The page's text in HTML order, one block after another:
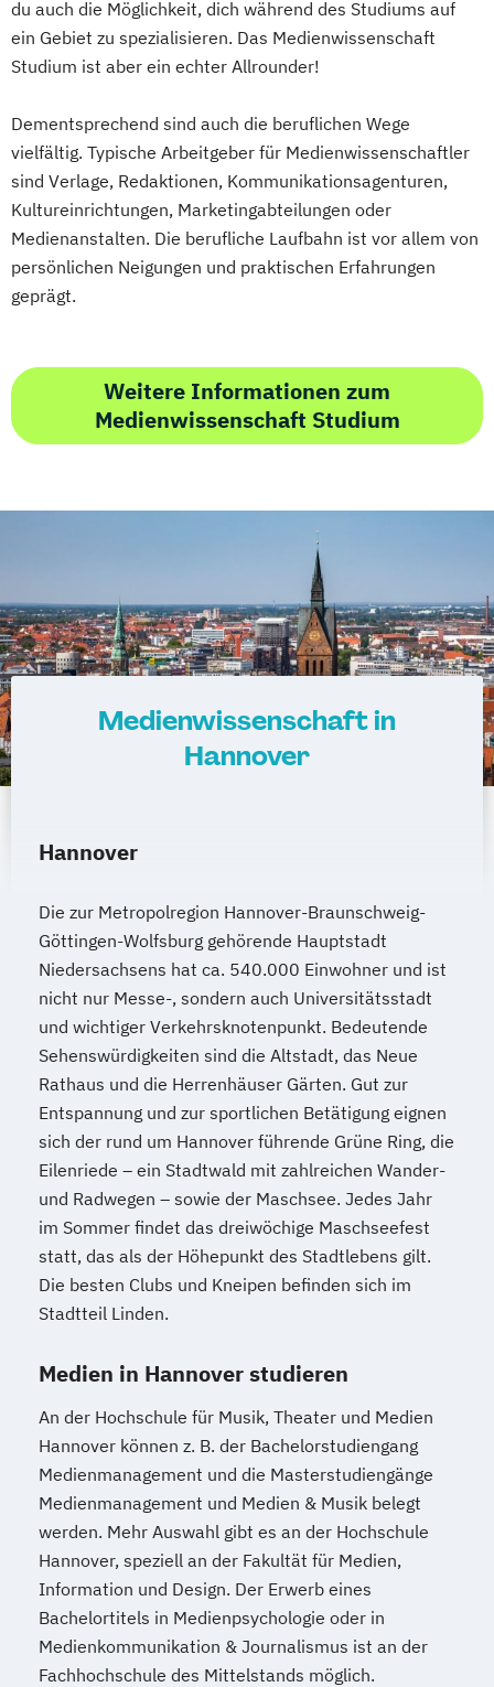
du auch die Möglichkeit, dich während des Studiums auf
ein Gebiet zu spezialisieren. Das Medienwissenschaft
Studium ist aber ein echter Allrounder!
Dementsprechend sind auch die beruflichen Wege
vielfältig. Typische Arbeitgeber für Medienwissenschaftler
sind Verlage, Redaktionen, Kommunikationsagenturen,
Kultureinrichtungen, Marketingabteilungen oder
Medienanstalten. Die berufliche Laufbahn ist vor allem von
persönlichen Neigungen und praktischen Erfahrungen
geprägt.
Weitere Informationen zum
Medienwissenschaft Studium
Medienwissenschaft in
Hannover
Hannover
Die zur Metropolregion Hannover-Braunschweig-
Göttingen-Wolfsburg gehörende Hauptstadt
Niedersachsens hat ca. 540.000 Einwohner und ist
nicht nur Messe-, sondern auch Universitätsstadt
und wichtiger Verkehrsknotenpunkt. Bedeutende
Sehenswürdigkeiten sind die Altstadt, das Neue
Rathaus und die Herrenhäuser Gärten. Gut zur
Entspannung und zur sportlichen Betätigung eignen
sich der rund um Hannover führende Grüne Ring, die
Eilenriede – ein Stadtwald mit zahlreichen Wander-
und Radwegen – sowie der Maschsee. Jedes Jahr
im Sommer findet das dreiwöchige Maschseefest
statt, das als der Höhepunkt des Stadtlebens gilt.
Die besten Clubs und Kneipen befinden sich im
Stadtteil Linden.
Medien in Hannover studieren
An der Hochschule für Musik, Theater und Medien
Hannover können z. B. der Bachelorstudiengang
Medienmanagement und die Masterstudiengänge
Medienmanagement und Medien & Musik belegt
werden. Mehr Auswahl gibt es an der Hochschule
Hannover, speziell an der Fakultät für Medien,
Information und Design. Der Erwerb eines
Bachelortitels in Medienpsychologie oder in
Medienkommunikation & Journalismus ist an der
Fachhochschule des Mittelstands möglich.